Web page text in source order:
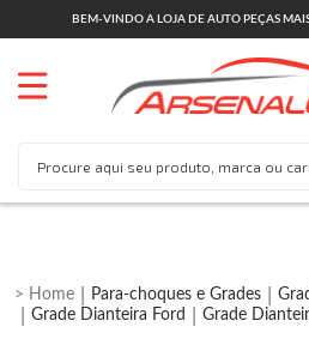
BEM-VINDO A LOJA DE AUTO PEÇAS
Para-choques e Grades
Grade Dianteira Ford
Grade